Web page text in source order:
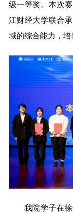
级一等奖。本次
江财经大学联合
域的综合能力，培
我院学子在